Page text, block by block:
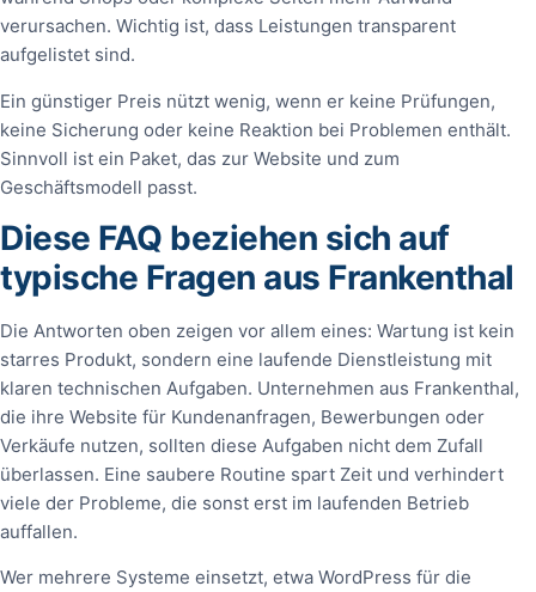
verursachen. Wichtig ist, dass Leistungen transparent
aufgelistet sind.
Ein günstiger Preis nützt wenig, wenn er keine Prüfungen,
keine Sicherung oder keine Reaktion bei Problemen enthält.
Sinnvoll ist ein Paket, das zur Website und zum
Geschäftsmodell passt.
Diese FAQ beziehen sich auf
typische Fragen aus Frankenthal
Die Antworten oben zeigen vor allem eines: Wartung ist kein
starres Produkt, sondern eine laufende Dienstleistung mit
klaren technischen Aufgaben. Unternehmen aus Frankenthal,
die ihre Website für Kundenanfragen, Bewerbungen oder
Verkäufe nutzen, sollten diese Aufgaben nicht dem Zufall
überlassen. Eine saubere Routine spart Zeit und verhindert
viele der Probleme, die sonst erst im laufenden Betrieb
auffallen.
Wer mehrere Systeme einsetzt, etwa WordPress für die